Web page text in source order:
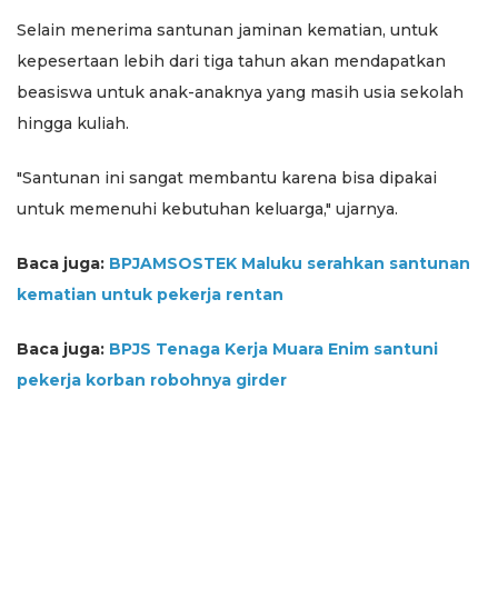
Selain menerima santunan jaminan kematian, untuk
kepesertaan lebih dari tiga tahun akan mendapatkan
beasiswa untuk anak-anaknya yang masih usia sekolah
hingga kuliah.
"Santunan ini sangat membantu karena bisa dipakai
untuk memenuhi kebutuhan keluarga," ujarnya.
Baca juga: BPJAMSOSTEK Maluku serahkan santunan
kematian untuk pekerja rentan
Baca juga: BPJS Tenaga Kerja Muara Enim santuni
pekerja korban robohnya girder